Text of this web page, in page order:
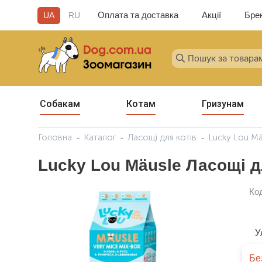
UA RU Оплата та доставка Акції
Собакам Котам Гризунам
Головна Каталог Ласощі для котів Lucky Lou
Lucky Lou Mäusle Ласощі